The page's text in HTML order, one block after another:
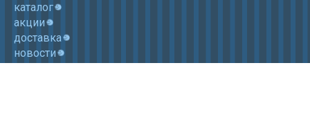
каталог
акции
доставка
новости